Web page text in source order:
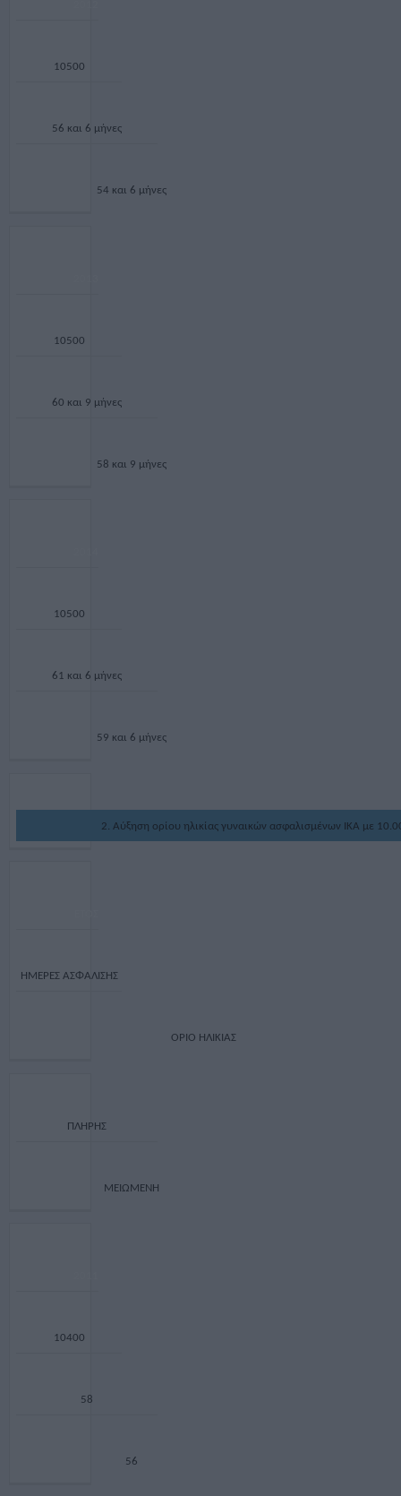
10500
56 και 6 μήνες
54 και 6 μήνες
10500
60 και 9 μήνες
58 και 9 μήνες
10500
61 και 6 μήνες
59 και 6 μήνες
2. Αύξηση ορίου ηλικίας γυναικών ασφαλισμένων ΙΚΑ με
ΗΜΕΡΕΣ ΑΣΦΑΛΙΣΗΣ
ΟΡΙΟ ΗΛΙΚΙΑΣ
ΠΛΗΡΗΣ
ΜΕΙΩΜΕΝΗ
10400
58
56